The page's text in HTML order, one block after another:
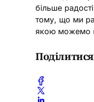
більше
тому, що ми
якою можемо